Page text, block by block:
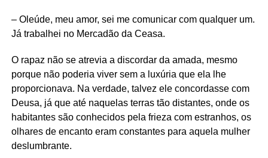
– Oleúde, meu amor, sei me comunicar com qualquer um.
Já trabalhei no Mercadão da Ceasa.
O rapaz não se atrevia a discordar da amada, mesmo
porque não poderia viver sem a luxúria que ela lhe
proporcionava. Na verdade, talvez ele concordasse com
Deusa, já que até naquelas terras tão distantes, onde os
habitantes são conhecidos pela frieza com estranhos, os
olhares de encanto eram constantes para aquela mulher
deslumbrante.